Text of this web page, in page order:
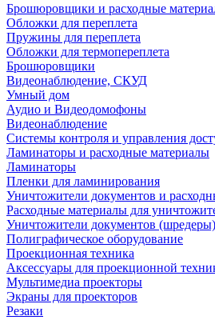
Брошюровщики и расходные
Обложки для переплета
Пружины для переплета
Обложки для термопереплета
Брошюровщики
Видеонаблюдение, СКУД
Умный дом
Аудио и Видеодомофоны
Видеонаблюдение
Системы контроля и управления
Ламинаторы и расходные материалы
Ламинаторы
Пленки для ламинирования
Уничтожители документов и
Расходные материалы для
Уничтожители документов (шредеры)
Полиграфическое оборудование
Проекционная техника
Аксессуары для проекционной
Мультимедиа проекторы
Экраны для проекторов
Резаки